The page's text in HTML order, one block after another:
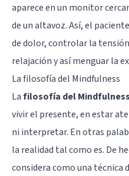
aparece en un monitor
de un altavoz. Así, el
de dolor, controlar la
relajación y así menguar la
La filosofía del Mindfulness
Lafilosofía del Mindfulness
vivir el presente, en estar
ni interpretar. En otras
la realidad tal como es. De
considera como una técnica